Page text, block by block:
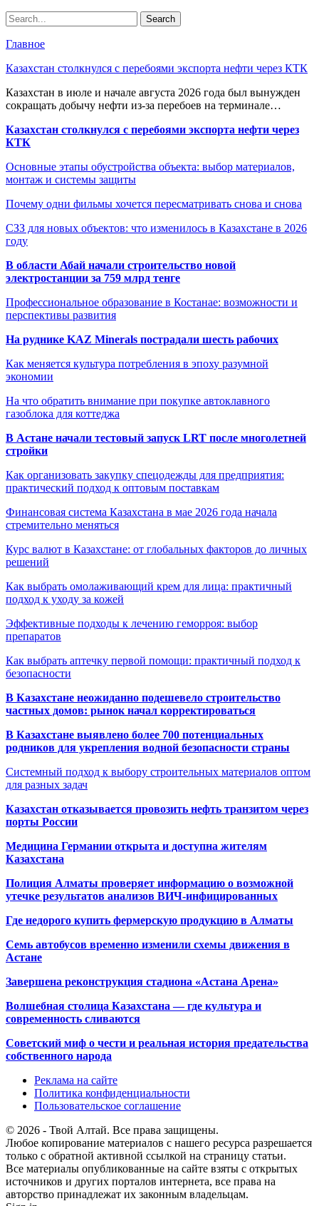
Главное
Казахстан столкнулся с перебоями экспорта нефти через КТК
Казахстан в июле и начале августа 2026 года был вынужден
сокращать добычу нефти из-за перебоев на терминале…
Казахстан столкнулся с перебоями экспорта нефти через
КТК
Основные этапы обустройства объекта: выбор материалов,
монтаж и системы защиты
Почему одни фильмы хочется пересматривать снова и снова
СЗЗ для новых объектов: что изменилось в Казахстане в 2026
году
В области Абай начали строительство новой
электростанции за 759 млрд тенге
Профессиональное образование в Костанае: возможности и
перспективы развития
На руднике KAZ Minerals пострадали шесть рабочих
Как меняется культура потребления в эпоху разумной
экономии
На что обратить внимание при покупке автоклавного
газоблока для коттеджа
В Астане начали тестовый запуск LRT после многолетней
стройки
Как организовать закупку спецодежды для предприятия:
практический подход к оптовым поставкам
Финансовая система Казахстана в мае 2026 года начала
стремительно меняться
Курс валют в Казахстане: от глобальных факторов до личных
решений
Как выбрать омолаживающий крем для лица: практичный
подход к уходу за кожей
Эффективные подходы к лечению геморроя: выбор
препаратов
Как выбрать аптечку первой помощи: практичный подход к
безопасности
В Казахстане неожиданно подешевело строительство
частных домов: рынок начал корректироваться
В Казахстане выявлено более 700 потенциальных
родников для укрепления водной безопасности страны
Системный подход к выбору строительных материалов оптом
для разных задач
Казахстан отказывается провозить нефть транзитом через
порты России
Медицина Германии открыта и доступна жителям
Казахстана
Полиция Алматы проверяет информацию о возможной
утечке результатов анализов ВИЧ-инфицированных
Где недорого купить фермерскую продукцию в Алматы
Семь автобусов временно изменили схемы движения в
Астане
Завершена реконструкция стадиона «Астана Арена»
Волшебная столица Казахстана — где культура и
современность сливаются
Советский миф о чести и реальная история предательства
собственного народа
Реклама на сайте
Политика конфиденциальности
Пользовательское соглашение
© 2026 - Твой Алтай. Все права защищены.
Любое копирование материалов с нашего ресурса разрешается
только с обратной активной ссылкой на страницу статьи.
Все материалы опубликованные на сайте взяты с открытых
источников и других порталов интернета, все права на
авторство принадлежат их законным владельцам.